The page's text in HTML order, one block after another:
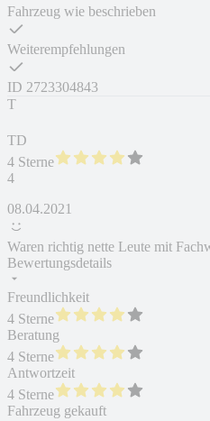
Fahrzeug wie beschrieben
Weiterempfehlungen
ID 2723304843
T
TD
4 Sterne
4
08.04.2021
Waren richtig nette Leute mit
Bewertungsdetails
Freundlichkeit
4 Sterne
Beratung
4 Sterne
Antwortzeit
4 Sterne
Fahrzeug gekauft